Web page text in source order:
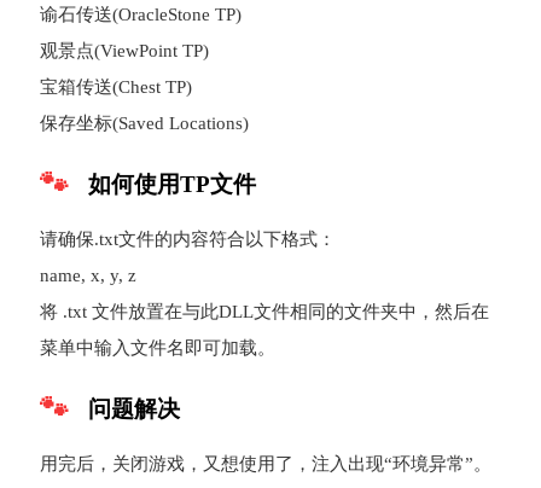
谕石传送(OracleStone TP)
观景点(ViewPoint TP)
宝箱传送(Chest TP)
保存坐标(Saved Locations)
如何使用TP文件
请确保.txt文件的内容符合以下格式：
name, x, y, z
将 .txt 文件放置在与此DLL文件相同的文件夹中，然后在
菜单中输入文件名即可加载。
问题解决
用完后，关闭游戏，又想使用了，注入出现“环境异常”。